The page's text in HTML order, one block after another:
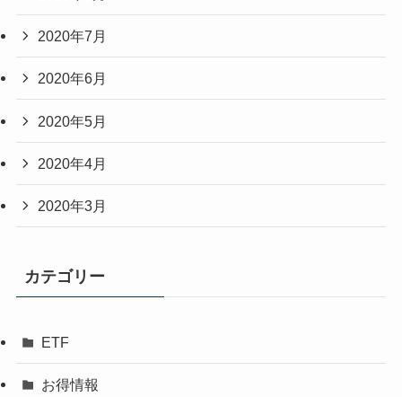
2020年7月
2020年6月
2020年5月
2020年4月
2020年3月
カテゴリー
ETF
お得情報